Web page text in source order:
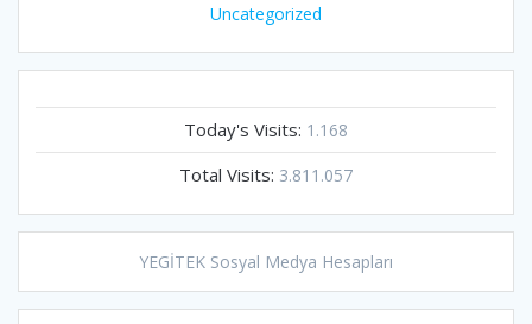
Uncategorized
Today's Visits: 1.168
Total Visits: 3.811.057
YEGİTEK Sosyal Medya Hesapları